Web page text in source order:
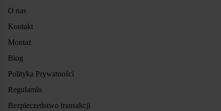
O nas
Kontakt
Montaż
Blog
Polityka Prywatności
Regulamin
Bezpieczeństwo transakcji